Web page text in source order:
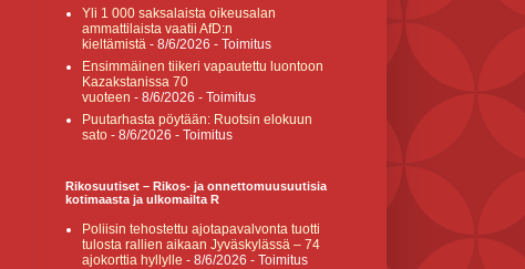
Yli 1 000 saksalaista oikeusalan
ammattilaista vaatii AfD:n
kieltämistä - 8/6/2026 - Toimitus
Ensimmäinen tiikeri vapautettu luontoon
Kazakstanissa 70
vuoteen - 8/6/2026 - Toimitus
Puutarhasta pöytään: Ruotsin elokuun
sato - 8/6/2026 - Toimitus
Rikosuutiset – Rikos- ja onnettomuusuutisia
kotimaasta ja ulkomailta R
Poliisin tehostettu ajotapavalvonta tuotti
tulosta rallien aikaan Jyväskylässä – 74
ajokorttia hyllylle - 8/6/2026 - Toimitus